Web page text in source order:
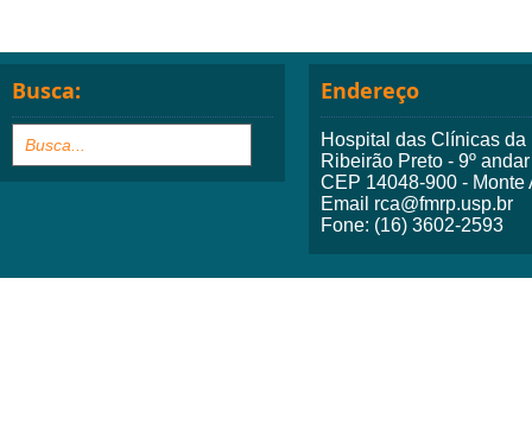
Busca: Endereço
Hospital das Clínicas
Ribeirão Preto - 9º andar
CEP 14048-900 -
Email rca@fmrp.usp.br
Fone: (16) 3602-2593